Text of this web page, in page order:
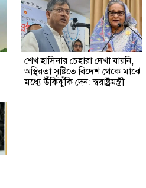
শেখ হাসিনার চেহারা দেখা যায়নি,
অস্থিরতা সৃষ্টিতে বিদেশ থেকে মাঝে
মধ্যে উঁকিঝুঁকি দেন: স্বরাষ্ট্রমন্ত্রী